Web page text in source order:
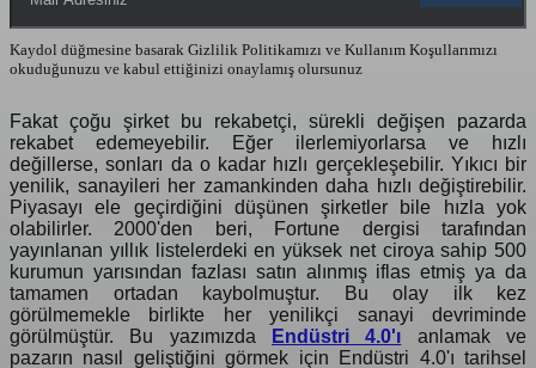
Kaydol düğmesine basarak Gizlilik Politikamızı ve Kullanım Koşullarımızı
okuduğunuzu ve kabul ettiğinizi onaylamış olursunuz
Fakat çoğu şirket bu rekabetçi, sürekli değişen pazarda
rekabet edemeyebilir. Eğer ilerlemiyorlarsa ve hızlı
değillerse, sonları da o kadar hızlı gerçekleşebilir. Yıkıcı bir
yenilik, sanayileri her zamankinden daha hızlı değiştirebilir.
Piyasayı ele geçirdiğini düşünen şirketler bile hızla yok
olabilirler. 2000'den beri, Fortune dergisi tarafından
yayınlanan yıllık listelerdeki en yüksek net ciroya sahip 500
kurumun yarısından fazlası satın alınmış iflas etmiş ya da
tamamen ortadan kaybolmuştur. Bu olay ilk kez
görülmemekle birlikte her yenilikçi sanayi devriminde
görülmüştür. Bu yazımızda
Endüstri 4.0'ı anlamak ve
pazarın nasıl geliştiğini görmek için Endüstri 4.0'ı tarihsel